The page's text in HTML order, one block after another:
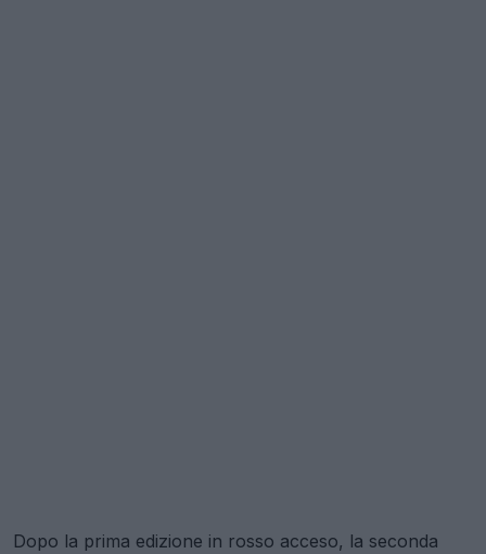
Dopo la prima edizione in rosso acceso, la seconda